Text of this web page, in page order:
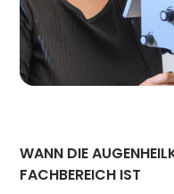
WANN DIE
FACHBEREICH IST